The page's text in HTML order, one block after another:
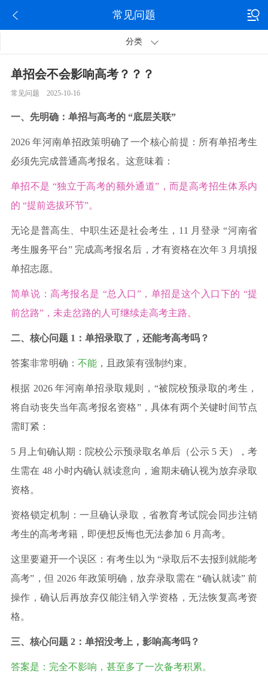
常见问题
分类
单招会不会影响高考？？？
常见问题 2025-10-16
一、先明确：单招与高考的 “底层关联”
2026 年河南单招政策明确了一个核心前提：所有单招考生
必须先完成普通高考报名。这意味着：
单招不是 “独立于高考的额外通道”，而是高考招生体系内
的 “提前选拔环节”。
无论是普高生、中职生还是社会考生，11 月登录 “河南省
考生服务平台” 完成高考报名后，才有资格在次年 3 月填报
单招志愿。
简单说：高考报名是 “总入口”，单招是这个入口下的 “提
前岔路”，未走岔路的人可继续走高考主路。
二、核心问题 1：单招录取了，还能考高考吗？
答案非常明确： 不能，且政策有强制约束。
根据 2026 年河南单招录取规则，“被院校预录取的考生，
将自动丧失当年高考报名资格”，具体有两个关键时间节点
需盯紧：
5 月上旬确认期：院校公示预录取名单后（公示 5 天），考
生需在 48 小时内确认就读意向，逾期未确认视为放弃录取
资格。
资格锁定机制：一旦确认录取，省教育考试院会同步注销
考生的高考考籍，即便想反悔也无法参加 6 月高考。
这里要避开一个误区：有考生以为 “录取后不去报到就能考
高考”，但 2026 年政策明确，放弃录取需在 “确认就读” 前
操作，确认后再放弃仅能注销入学资格，无法恢复高考资
格。
三、核心问题 2：单招没考上，影响高考吗？
答案是：完全不影响，甚至多了一次备考积累。